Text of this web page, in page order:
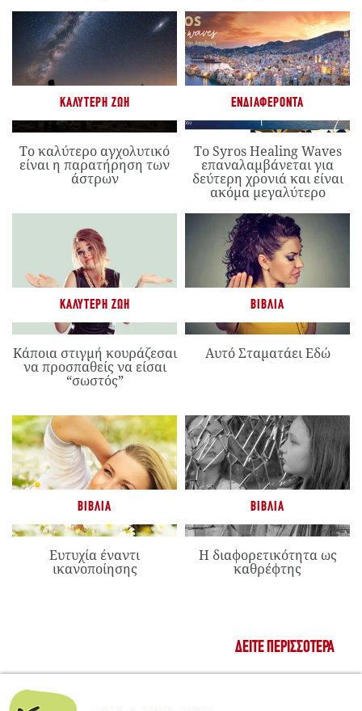
ΚΑΛΎΤΕΡΗ ΖΩΉ
Το καλύτερο αγχολυτικό
είναι η παρατήρηση των
άστρων
ΕΝΔΙΑΦΈΡΟΝΤΑ
Το Syros Healing Waves
επαναλαμβάνεται για
δεύτερη χρονιά και είναι
ακόμα μεγαλύτερο
ΚΑΛΎΤΕΡΗ ΖΩΉ
Κάποια στιγμή κουράζεσαι
να προσπαθείς να είσαι
“σωστός”
ΒΙΒΛΊΑ
Αυτό Σταματάει Εδώ
ΒΙΒΛΊΑ
Ευτυχία έναντι
ικανοποίησης
ΒΙΒΛΊΑ
Η διαφορετικότητα ως
καθρέφτης
ΔΕΊΤΕ ΠΕΡΙΣΣΌΤΕΡΑ